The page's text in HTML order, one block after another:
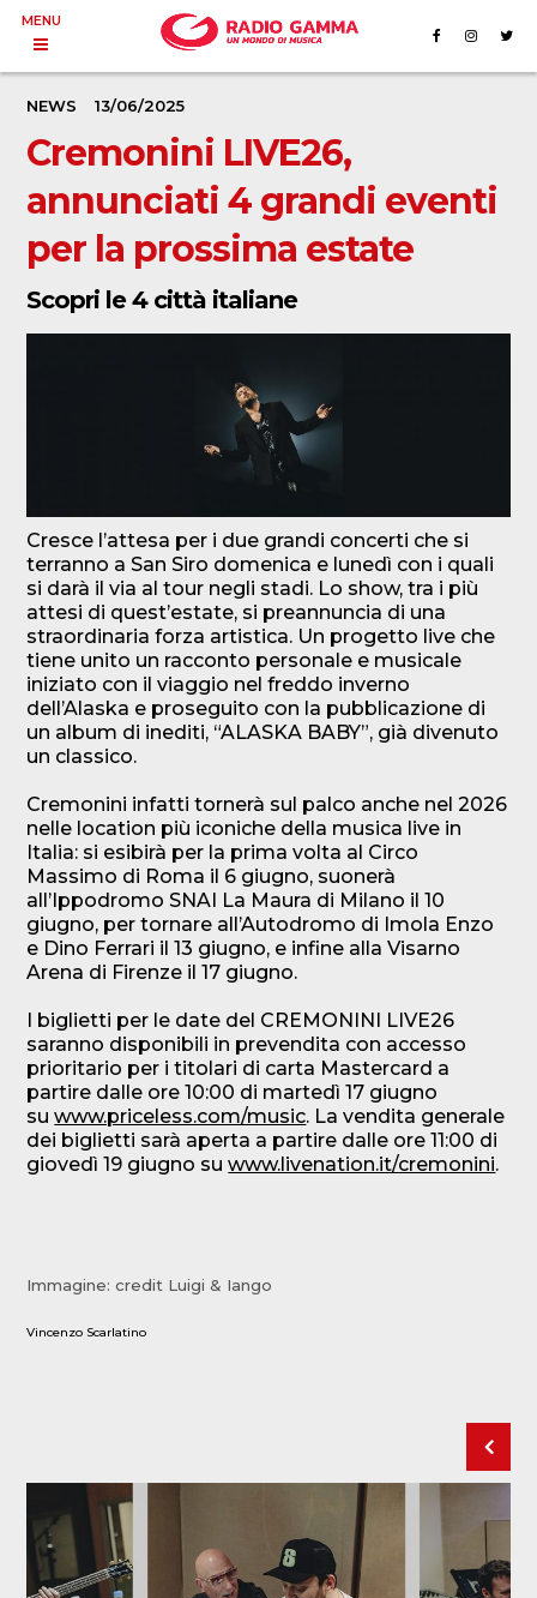
MENU
NEWS 13/06/2025
Cremonini LIVE26,
annunciati 4 grandi eventi
per la prossima estate
Scopri le 4 città italiane
Cresce l’attesa per i due grandi concerti che si
terranno a San Siro domenica e lunedì con i quali
si darà il via al tour negli stadi. Lo show, tra i più
attesi di quest’estate, si preannuncia di una
straordinaria forza artistica. Un progetto live che
tiene unito un racconto personale e musicale
iniziato con il viaggio nel freddo inverno
dell’Alaska e proseguito con la pubblicazione di
un album di inediti, “ALASKA BABY”, già divenuto
un classico.
Cremonini infatti tornerà sul palco anche nel 2026
nelle location più iconiche della musica live in
Italia: si esibirà per la prima volta al Circo
Massimo di Roma il 6 giugno, suonerà
all’Ippodromo SNAI La Maura di Milano il 10
giugno, per tornare all’Autodromo di Imola Enzo
e Dino Ferrari il 13 giugno, e infine alla Visarno
Arena di Firenze il 17 giugno.
I biglietti per le date del CREMONINI LIVE26
saranno disponibili in prevendita con accesso
prioritario per i titolari di carta Mastercard a
partire dalle ore 10:00 di martedì 17 giugno
suwww.priceless.com/music. La vendita generale
dei biglietti sarà aperta a partire dalle ore 11:00 di
giovedì 19 giugno suwww.livenation.it/cremonini.
Immagine: credit Luigi & Iango
Vincenzo Scarlatino